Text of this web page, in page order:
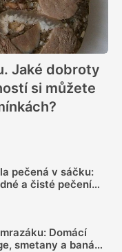
Jaké dobroty
si můžete
pečená v sáčku:
a čisté pečení
Domácí
smetany a banánu